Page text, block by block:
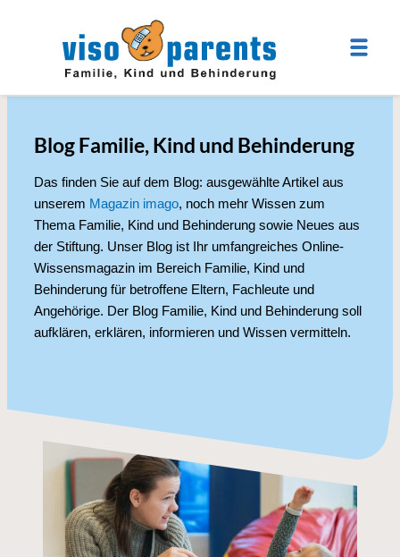
Blog Familie, Kind und Behinderung
Das finden Sie auf dem Blog: ausgewählte Artikel aus
unserem Magazin imago, noch mehr Wissen zum
Thema Familie, Kind und Behinderung sowie Neues aus
der Stiftung. Unser Blog ist Ihr umfangreiches Online-
Wissensmagazin im Bereich Familie, Kind und
Behinderung für betroffene Eltern, Fachleute und
Angehörige. Der Blog Familie, Kind und Behinderung soll
aufklären, erklären, informieren und Wissen vermitteln.